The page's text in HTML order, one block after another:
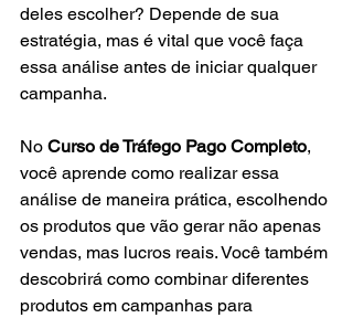
deles escolher? Depende de sua
estratégia, mas é vital que você faça
essa análise antes de iniciar qualquer
campanha.
No Curso de Tráfego Pago Completo,
você aprende como realizar essa
análise de maneira prática, escolhendo
os produtos que vão gerar não apenas
vendas, mas lucros reais. Você também
descobrirá como combinar diferentes
produtos em campanhas para